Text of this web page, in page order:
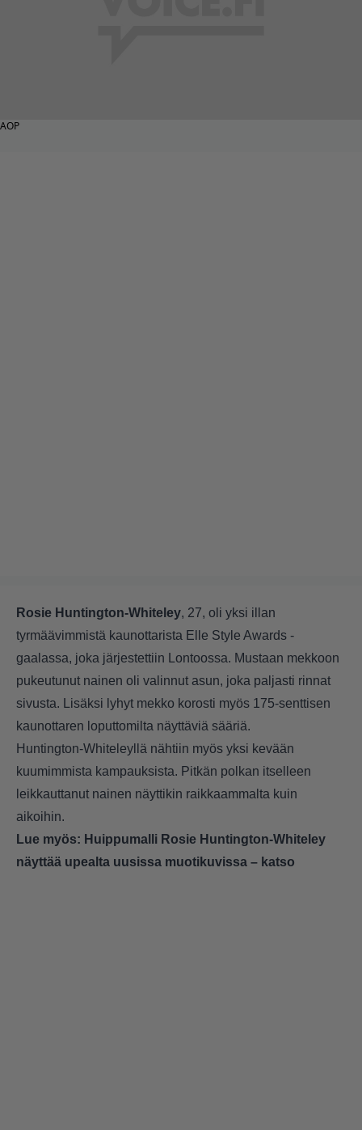
AOP
Rosie Huntington-Whiteley, 27, oli yksi illan
tyrmäävimmistä kaunottarista Elle Style Awards -
gaalassa, joka järjestettiin Lontoossa. Mustaan mekkoon
pukeutunut nainen oli valinnut asun, joka paljasti rinnat
sivusta. Lisäksi lyhyt mekko korosti myös 175-senttisen
kaunottaren loputtomilta näyttäviä sääriä.
Huntington-Whiteleyllä nähtiin myös yksi kevään
kuumimmista kampauksista. Pitkän polkan itselleen
leikkauttanut nainen näyttikin raikkaammalta kuin
aikoihin.
Lue myös: Huippumalli Rosie Huntington-Whiteley
näyttää upealta uusissa muotikuvissa – katso